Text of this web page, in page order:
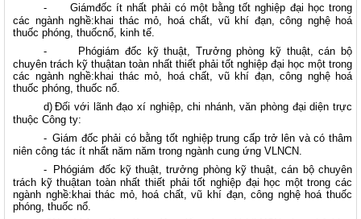
-
Giámđốc ít nhất phải có một bằng tốt nghiệp đại học trong
các ngành nghề:khai thác mỏ, hoá chất, vũ khí đạn, công nghệ hoá
thuốc phóng, thuốcnổ, kinh tế.
-
Phógiám đốc kỹ thuật, Trưởng phòng kỹ thuật, cán bộ
chuyên trách kỹ thuậtan toàn nhất thiết phải tốt nghiệp đại học một trong
các ngành nghề:khai thác mỏ, hoá chất, vũ khí đạn, công nghệ hoá
thuốc phóng, thuốc nổ.
d) Đối với lãnh đạo xí nghiệp, chi nhánh, văn phòng đại diện trực
thuộc Công ty:
- Giám đốc phải có bằng tốt nghiệp trung cấp trở lên và có thâm
niên công tác ít nhất năm năm trong ngành cung ứng VLNCN.
-
Phógiám đốc kỹ thuật, trưởng phòng kỹ thuật, cán bộ chuyên
trách kỹ thuậtan toàn nhất thiết phải tốt nghiệp đại học một trong các
ngành nghề:khai thác mỏ, hoá chất, vũ khí đạn, công nghệ hoá thuốc
phóng, thuốc nổ.